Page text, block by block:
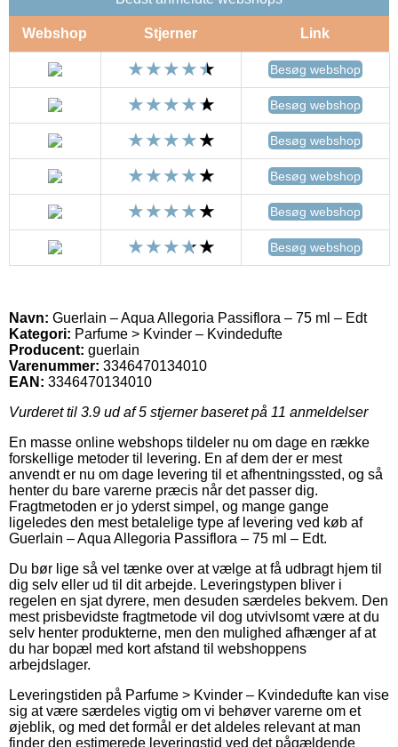
Webshop Stjerner Link
Besøg webshop
Besøg webshop
Besøg webshop
Besøg webshop
Besøg webshop
Besøg webshop
Navn: Guerlain – Aqua Allegoria Passiflora – 75 ml – Edt
Kategori: Parfume > Kvinder – Kvindedufte
Producent: guerlain
Varenummer: 3346470134010
EAN: 3346470134010
Vurderet til 3.9 ud af 5 stjerner baseret på 11 anmeldelser
En masse online webshops tildeler nu om dage en række
forskellige metoder til levering. En af dem der er mest
anvendt er nu om dage levering til et afhentningssted, og så
henter du bare varerne præcis når det passer dig.
Fragtmetoden er jo yderst simpel, og mange gange
ligeledes den mest betalelige type af levering ved køb af
Guerlain – Aqua Allegoria Passiflora – 75 ml – Edt.
Du bør lige så vel tænke over at vælge at få udbragt hjem til
dig selv eller ud til dit arbejde. Leveringstypen bliver i
regelen en sjat dyrere, men desuden særdeles bekvem. Den
mest prisbevidste fragtmetode vil dog utvivlsomt være at du
selv henter produkterne, men den mulighed afhænger af at
du har bopæl med kort afstand til webshoppens
arbejdslager.
Leveringstiden på Parfume > Kvinder – Kvindedufte kan vise
sig at være særdeles vigtig om vi behøver varerne om et
øjeblik, og med det formål er det aldeles relevant at man
finder den estimerede leveringstid ved det pågældende